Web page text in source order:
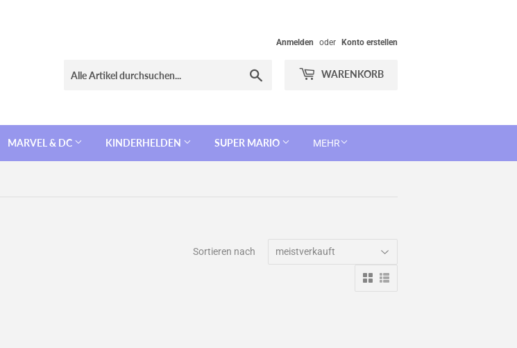
Anmelden oder Konto erstellen
WARENKORB
MARVEL & DC KINDERHELDEN SUPER MARIO MEHR
Sortieren nach